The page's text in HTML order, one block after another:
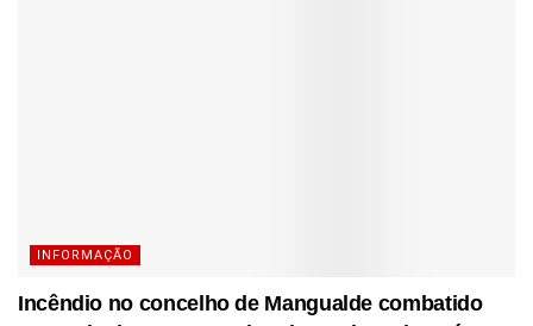
INFORMAÇÃO
Incêndio no concelho de Mangualde combatido